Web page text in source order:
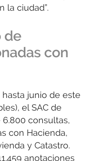
la ciudad”.
de
con
junio de este
el SAC de
consultas,
con Hacienda,
y Catastro.
anotaciones